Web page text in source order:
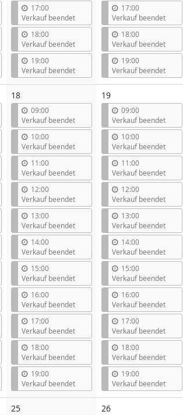
17:00
Verkauf beendet
18:00
Verkauf beendet
19:00
Verkauf beendet
17:00
Verkauf beendet
18:00
Verkauf beendet
19:00
Verkauf beendet
18
09:00
Verkauf beendet
10:00
Verkauf beendet
11:00
Verkauf beendet
12:00
Verkauf beendet
13:00
Verkauf beendet
14:00
Verkauf beendet
15:00
Verkauf beendet
16:00
Verkauf beendet
17:00
Verkauf beendet
18:00
Verkauf beendet
19:00
Verkauf beendet
19
09:00
Verkauf beendet
10:00
Verkauf beendet
11:00
Verkauf beendet
12:00
Verkauf beendet
13:00
Verkauf beendet
14:00
Verkauf beendet
15:00
Verkauf beendet
16:00
Verkauf beendet
17:00
Verkauf beendet
18:00
Verkauf beendet
19:00
Verkauf beendet
25 26